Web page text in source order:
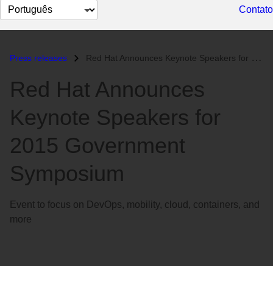
Selecionar
idioma
Contato
Press releases Red Hat Announces Keynote Speakers for 2015 Government Symposium...
Red Hat Announces
Keynote Speakers for
2015 Government
Symposium
Event to focus on DevOps, mobility, cloud, containers, and
more